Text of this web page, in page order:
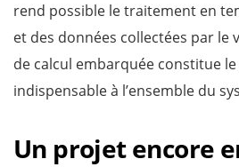
rend possible le traitement en
et des données collectées par le
de calcul embarquée constitue
indispensable à l’ensemble du
Un projet encore